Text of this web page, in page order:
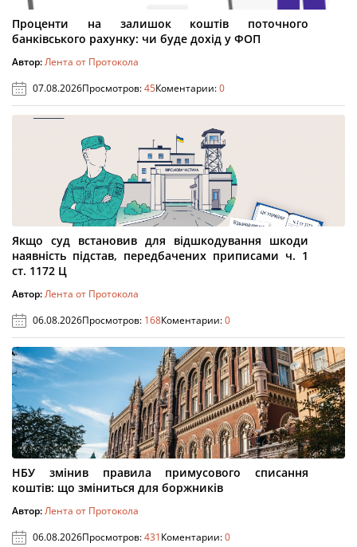
Проценти на залишок коштів поточного
банківського рахунку: чи буде дохід у ФОП
Автор:Лента от Протокола
07.08.2026Просмотров:45Коментарии:0
Якщо суд встановив для відшкодування шкоди
наявність підстав, передбачених приписами ч. 1
ст. 1172 Ц
Автор:Лента от Протокола
06.08.2026Просмотров: 168Коментарии:0
НБУ змінив правила примусового списання
коштів: що зміниться для боржників
Автор:Лента от Протокола
06.08.2026Просмотров:431Коментарии:0